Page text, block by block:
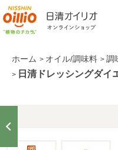
ホーム > オイル/調味料 > 調
> 日清ドレッシングダ